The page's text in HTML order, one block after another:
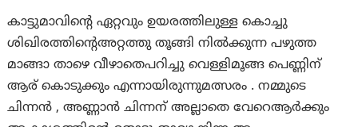
കാട്ടുമാവിന്റെ ഏറ്റവും ഉയരത്തിലുള്ള കൊച്ചു
ശിഖിരത്തിന്റെഅറ്റത്തു തൂങ്ങി നിൽക്കുന്ന പഴുത്ത
മാങ്ങാ താഴെ വീഴാതെപറിച്ചു വെള്ളിമൂങ്ങ പെണ്ണിന്
ആര് കൊടുക്കും എന്നായിരുന്നുമത്സരം . നമ്മുടെ
ചിന്നൻ , അണ്ണാൻ ചിന്നന് അല്ലാതെ വേറെആർക്കും